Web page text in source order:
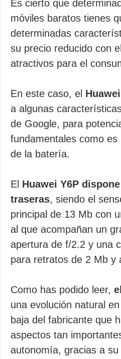
Es cierto que
móviles baratos tienes
determinadas
su precio reducido con
atractivos para el
En este caso, el
a algunas
de Google, para
fundamentales como
de la batería.
El Huawei Y6P
traseras, siendo el
principal de 13 Mb con
al que acompañan un
apertura de f/2.2 y una
para retratos de 2 Mb y
Como has podido leer,
una evolución natural
baja del fabricante que
aspectos tan
autonomía, gracias a